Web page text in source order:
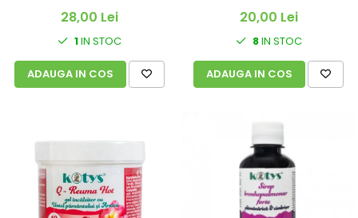
28,00 Lei
1IN STOC
ADAUGA IN COS
20,00 Lei
8IN STOC
ADAUGA IN COS